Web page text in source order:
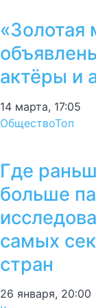
«Золотая
актёры и
14 марта, 17:05
ОбществоТоп
Где
больше
самых
стран
26 января, 20:00